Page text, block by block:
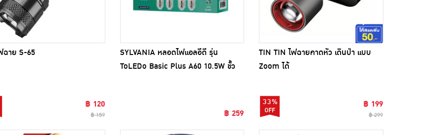
ฉาย S-65
฿ 120
฿ 159
SYLVANIA หลอดไฟแอลอีดี รุ่น
ToLEDo Basic Plus A60 10.5W ขั้ว
฿ 259
TIN TIN ไฟฉายคาดหัว เดินป่า แบบ
Zoom ได้
33% ฿ 199
฿ 299